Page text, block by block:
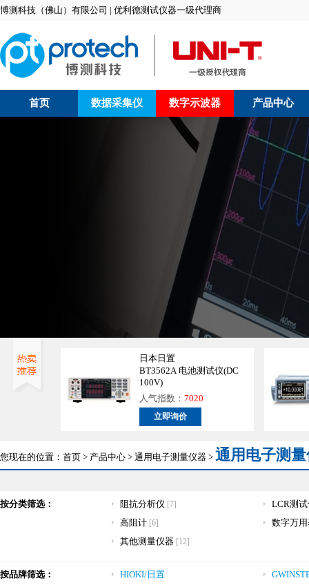
博测科技（佛山）有限公司 | 优利德测试仪器一级代理商
首页 数据采集仪 数字示波器 产品中心
日本日置
BT3562A 电池测试仪(DC
100V)
人气指数： 7020
立即询价
您现在的位置： 首页 > 产品中心 > 通用电子测量仪器 > 通用电子测
按分类筛选： 阻抗分析仪 [7]
LCR测
高阻计 [6]
数字万
其他测量仪器 [12]
按品牌筛选： HIOKI/日置